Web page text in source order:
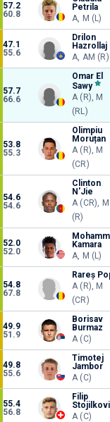
57.2
60.8
Petrila
A, M (L)
47.1
55.6
Drilon
Hazrollaj
A, AM (R)
57.7
66.6
Omar El
Sawy
A (R), M
(RL)
53.8
55.3
Olimpiu
Moruțan
A (R), M
(CR)
54.6
54.6
Clinton
N'Jie
A (CR), M
(R)
52.0
52.0
Kamara
A, M (L)
54.8
67.8
Rareș
A (R), M
(CR)
49.9
51.9
Borisav
Burmaz
A (C)
49.8
55.6
Timotej
Jambor
A (C)
55.4
56.8
Filip
A (C)